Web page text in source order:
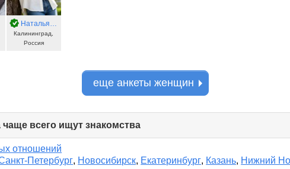
Наталья, 35
Калининград,
Россия
еще анкеты женщин
чаще всего ищут знакомства
to
contents
отношений
Петербург, Новосибирск, Екатеринбург, Казань, Нижний